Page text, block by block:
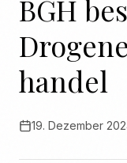
BGH
handel
19. Dezember